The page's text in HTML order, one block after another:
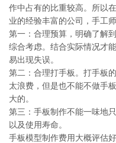
作中占有的比重较高。所以
业的经验丰富的公司，手工
第一：合理预算，明确了解
综合考虑。结合实际情况才
易出现失误。
第二：合理打手板。打手板
太浪费，但是也不能不做手
大的。
第三：手板制作不能一味地
以及使用寿命。
手板模型制作费用大概评估